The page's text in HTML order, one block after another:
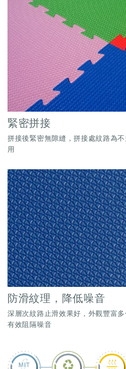
緊密拼接
拼接後緊密無隙縫，拼接處紋路為
用
防滑紋理，降低噪音
深層次紋路止滑效果好，外觀豐富
有效阻隔噪音